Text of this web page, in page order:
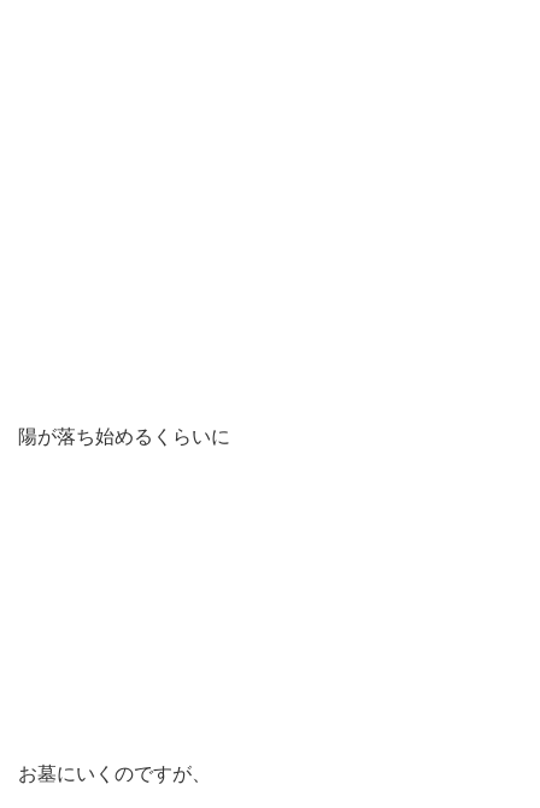
陽が落ち始めるくらいに
お墓にいくのですが、